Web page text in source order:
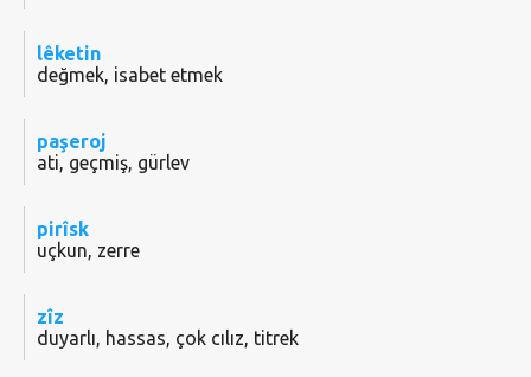
lêketin
değmek, isabet etmek
paşeroj
ati, geçmiş, gürlev
pirîsk
uçkun, zerre
zîz
duyarlı, hassas, çok cılız, titrek